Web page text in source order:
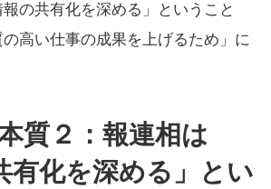
の共有化を深める」ということ
の高い仕事の成果を上げるため」に
質２：報連相は
有化を深める」とい